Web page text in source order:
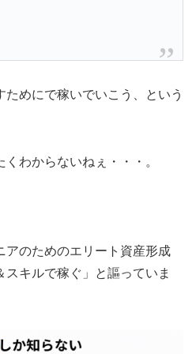
めにで稼いでいこう、という
わからないねぇ・・・。
アのためのエリート資産形成
スキルで稼ぐ」
と謳っていま